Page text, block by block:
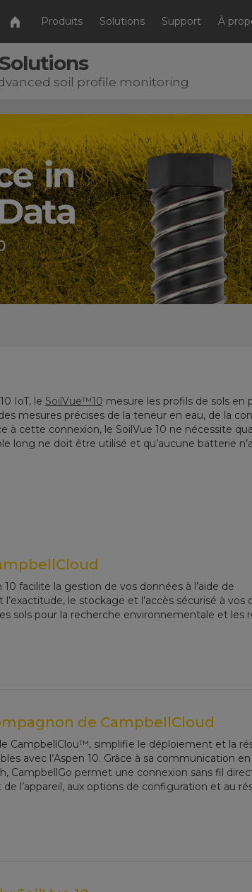
Produits Solutions Support À
soil profile monitoring
IoT, le SoilVue™10 mesure les profils de sols en
mesures précises de la teneur en eau, de la
à cette connexion, le SoilVue 10 ne nécessite
long ne doit être utilisé et qu’aucune batterie
facilite la gestion de vos données à l’aide de
le stockage et l’accès sécurisé à vos
sols pour la recherche environnementale et les
de CampbellCloud
CampbellClou™, simplifie le déploiement et la
avec l’Aspen 10. Grâce à sa communication
CampbellGo permet une connexion sans fil
l’appareil, aux options de configuration et au